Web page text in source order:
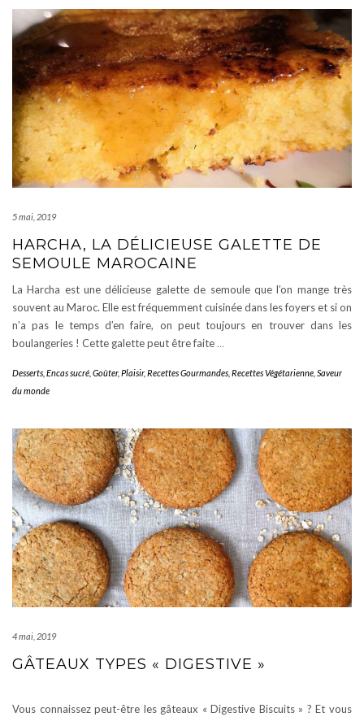
5 mai, 2019
HARCHA, LA DÉLICIEUSE GALETTE DE
SEMOULE MAROCAINE
La Harcha est une délicieuse galette de semoule que l’on mange très
souvent au Maroc. Elle est fréquemment cuisinée dans les foyers et si on
n’a pas le temps d’en faire, on peut toujours en trouver dans les
boulangeries ! Cette galette peut être faite…
Desserts Encas sucré Goûter, Plaisir, Recettes Gourmandes Recettes Végétarienne Saveur
du monde
4 mai, 2019
GÂTEAUX TYPES « DIGESTIVE »
Vous connaissez peut-être les gâteaux « Digestive Biscuits » ? Et vous